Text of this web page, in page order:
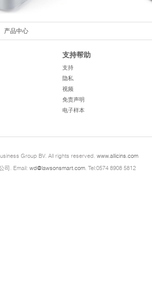
产品中心
支持帮助
支持
隐私
视频
免责声明
电子样本
Group BV. All rights reserved. www.allicins.com
司. Email: wd@lawsonsmart.com . Tel:0574 8908 5812